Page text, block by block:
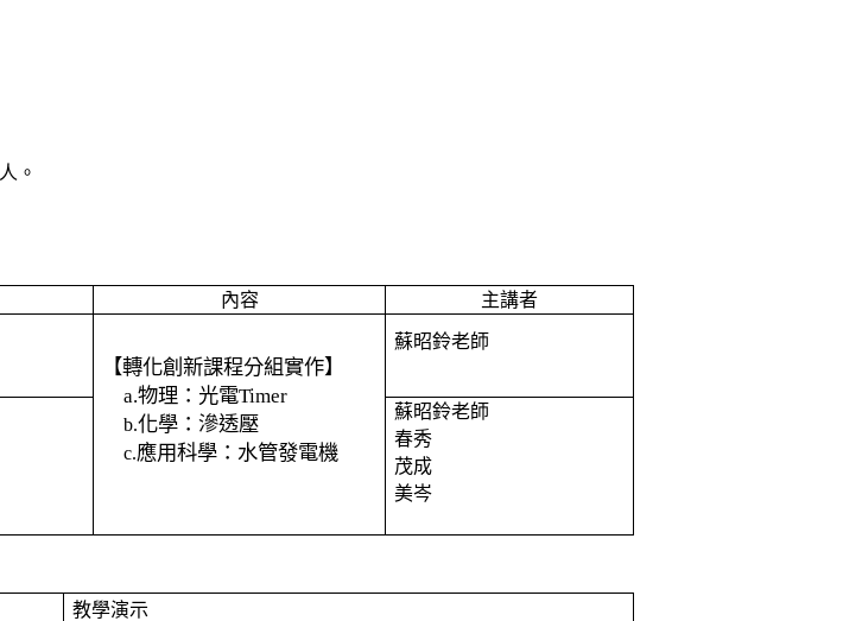
人。
內容 主講者
【轉化創新課程分組實作】
a.物理：光電Timer
b.化學：滲透壓
c.應用科學：水管發電機
蘇昭鈴老師
蘇昭鈴老師
春秀
茂成
美岑
教學演示